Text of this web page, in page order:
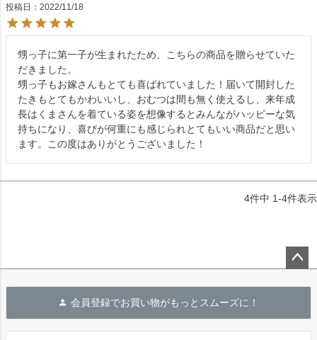
投稿日
2022/11/18
甥っ子に第一子が生まれたため、こちらの商品を贈らせていた
だきました。
甥っ子もお嫁さんもとても喜ばれていました！届いて開封した
たきもとてもかわいいし、おむつは間も無く使えるし、来年成
長はくまさんを着ている姿を想像するとみんながハッピーな気
持ちになり、喜びが何重にも感じられとてもいい商品だと思い
ます。この度はありがとうございました！
4件中 1-4件表示
へ
会員登録でお買い物がもっとスムーズに！